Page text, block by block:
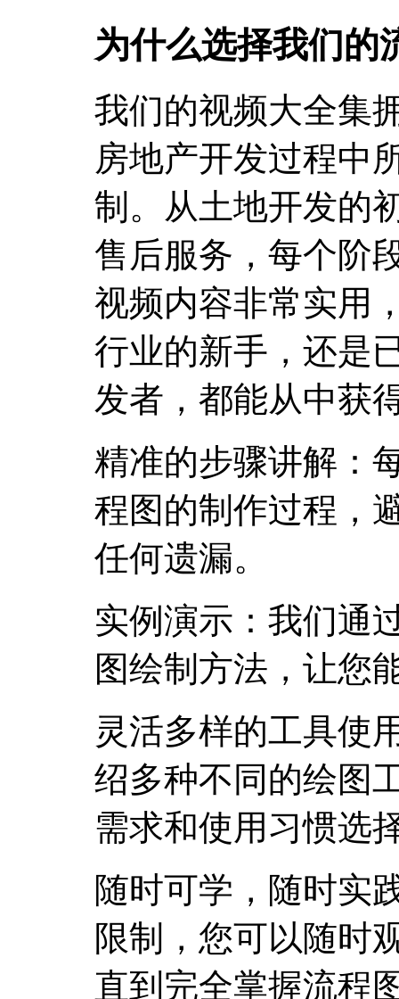
为什么选择我们的
我们的视频大全集
房地产开发过程中
制。从土地开发的
售后服务，每个阶
视频内容非常实用
行业的新手，还是
发者，都能从中获
精准的步骤讲解：
程图的制作过程，
任何遗漏。
实例演示：我们通
图绘制方法，让您
灵活多样的工具使
绍多种不同的绘图
需求和使用习惯选
随时可学，随时实
限制，您可以随时
直到完全掌握流程